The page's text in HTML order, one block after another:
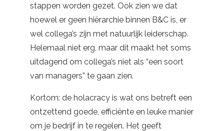
stappen worden gezet. Ook zien we dat
hoewel er geen hiërarchie binnen B&C is, er
wel collega’s zijn met natuurlijk leiderschap.
Helemaal niet erg, maar dit maakt het soms
uitdagend om collega’s niet als “een soort
van managers” te gaan zien.
Kortom: de holacracy is wat ons betreft een
ontzettend goede, efficiënte en leuke manier
om je bedrijf in te regelen. Het geeft